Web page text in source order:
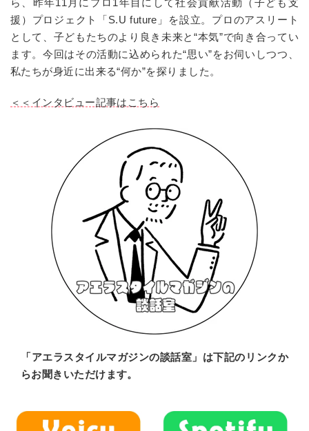
ら、昨年11月にプロ1年目にして社会貢献活動（子ども支
援）プロジェクト「S.U future」を設立。プロのアスリート
として、子どもたちのより良き未来と“本気”で向き合ってい
ます。今回はその活動に込められた“思い”をお伺いしつつ、
私たちが身近に出来る“何か”を探りました。
＜＜インタビュー記事はこちら
「アエラスタイルマガジンの談話室」は下記のリンクか
らお聞きいただけます。